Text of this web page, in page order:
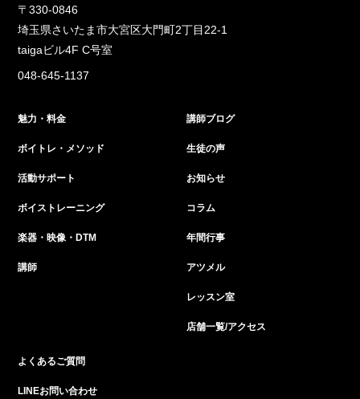
〒330-0846
埼玉県さいたま市大宮区大門町2丁目22-1
taigaビル4F C号室
048-645-1137
魅力・料金
ボイトレ・メソッド
活動サポート
ボイストレーニング
楽器・映像・DTM
講師
講師ブログ
生徒の声
お知らせ
コラム
年間行事
アツメル
レッスン室
店舗一覧/アクセス
よくあるご質問
LINEお問い合わせ